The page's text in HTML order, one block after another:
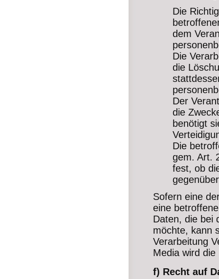
Die
dem
Die
die
Der
die
benötigt
Die
gem. Art.
fest, ob
Sofern eine
eine
Daten, die bei
möchte, kann
Verarbeitung
Media wird
f) Recht auf